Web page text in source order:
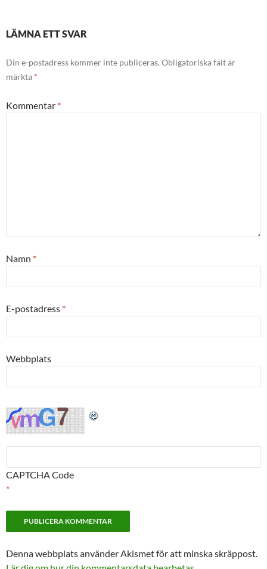
LÄMNA ETT SVAR
Din e-postadress kommer inte publiceras. Obligatoriska fält är
märkta *
Kommentar *
Namn *
E-postadress *
Webbplats
CAPTCHA Code
*
Denna webbplats använder Akismet för att minska skräppost.